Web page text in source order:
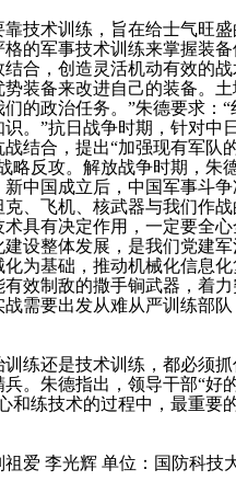
术训练，旨在给士气旺盛
的军事技术训练来掌握装
合，创造灵活机动有效的
势装备来改进自己的装备。
的政治任务。”朱德要求：
识。”抗日战争时期，针对
结合，提出“加强现有军队
略反攻。解放战争时期，朱
中国成立后，中国军事斗
、飞机、核武器与我们作
具有决定作用，一定要全
设整体发展，是我们党建
化为基础，推动机械化信息
效制敌的撒手锏武器，着
战需要出发从难从严训练部
还是技术训练，都必须抓
。朱德指出，领导干部“好
和练技术的过程中，最重
李光辉 单位：国防科技